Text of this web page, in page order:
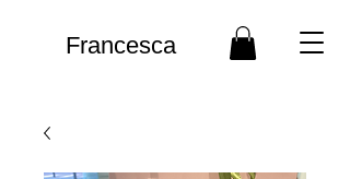
Francesca